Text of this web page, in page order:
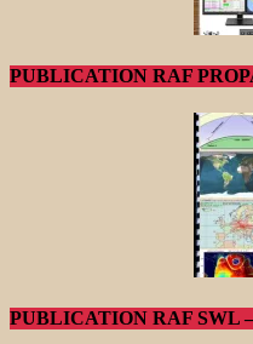
PUBLICATION RAF
PUBLICATION RAF SWL